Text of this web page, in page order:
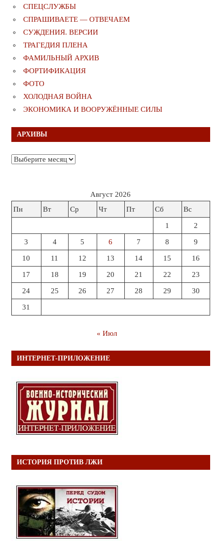
СПЕЦСЛУЖБЫ
СПРАШИВАЕТЕ — ОТВЕЧАЕМ
СУЖДЕНИЯ. ВЕРСИИ
ТРАГЕДИЯ ПЛЕНА
ФАМИЛЬНЫЙ АРХИВ
ФОРТИФИКАЦИЯ
ФОТО
ХОЛОДНАЯ ВОЙНА
ЭКОНОМИКА И ВООРУЖЁННЫЕ СИЛЫ
АРХИВЫ
Архивы
Август 2026
Пн
Вт Ср Чт Пт Сб Вс
1 2
3 4 5 6 7 8 9
10 11 12 13 14 15 16
17 18 19 20 21 22 23
24 25 26 27 28 29 30
31
« Июл
ИНТЕРНЕТ-ПРИЛОЖЕНИЕ
ИСТОРИЯ ПРОТИВ ЛЖИ